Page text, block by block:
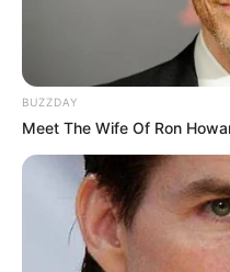
BUZZDAY
Meet The Wife Of Ron